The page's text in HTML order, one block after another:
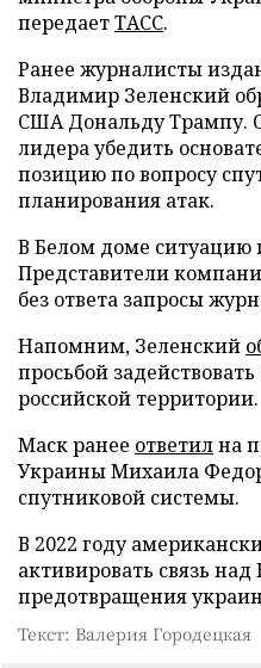
передаетТАСС.
Ранее журналисты
Владимир Зеленский
США Дональду Трампу.
лидера убедить
позицию по вопросу
планирования атак.
В Белом доме ситуацию
Представители
без ответа запросы
Напомним, Зеленский
просьбой
российской территории.
Маск ранее ответилна
Украины Михаила
спутниковой системы.
В 2022 году
активировать связь
предотвращения
Текст: Валерия Городецкая